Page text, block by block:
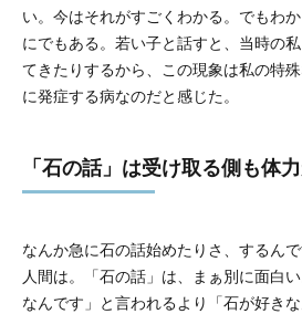
い。今はそれがすごくわかる。でもわ
にでもある。若い子と話すと、当時の
てきたりするから、この現象は私の特
に発症する病なのだと感じた。
「石の話」は受け取る側も体
なんか急に石の話始めたりさ、するん
人間は。「石の話」は、まぁ別に面白
なんです」と言われるより「石が好き